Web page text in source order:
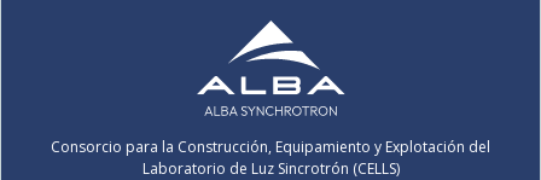
Consorcio para la Construcción, Equipamiento y Explotación del
Laboratorio de Luz Sincrotrón (CELLS)